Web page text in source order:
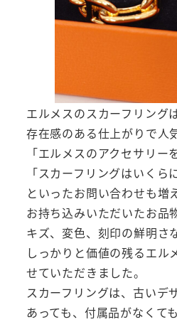
エルメスのスカーフリング
存在感のある仕上がりで人
「エルメスのアクセサリー
「スカーフリングはいくら
といったお問い合わせも増
お持ち込みいただいたお品
キズ、変色、刻印の鮮明さ
しっかりと価値の残るエル
せていただきました。
スカーフリングは、古いデ
あっても、付属品がなくて